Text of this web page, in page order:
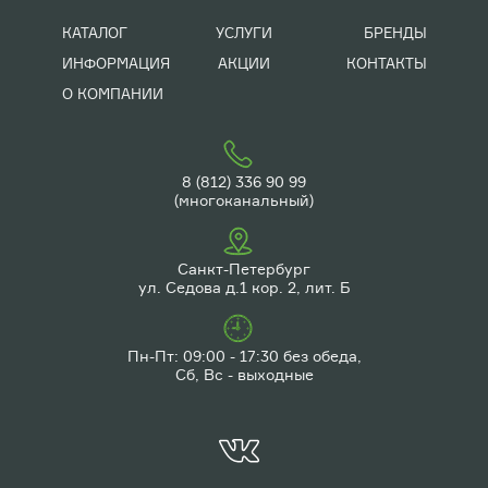
КАТАЛОГ УСЛУГИ
БРЕНДЫ
ИНФОРМАЦИЯ
АКЦИИ
КОНТАКТЫ
О КОМПАНИИ
8 (812) 336 90 99
(многоканальный)
Санкт-Петербург
ул. Седова д.1 кор. 2, лит. Б
Пн-Пт: 09:00 - 17:30 без обеда,
Сб, Вс - выходные